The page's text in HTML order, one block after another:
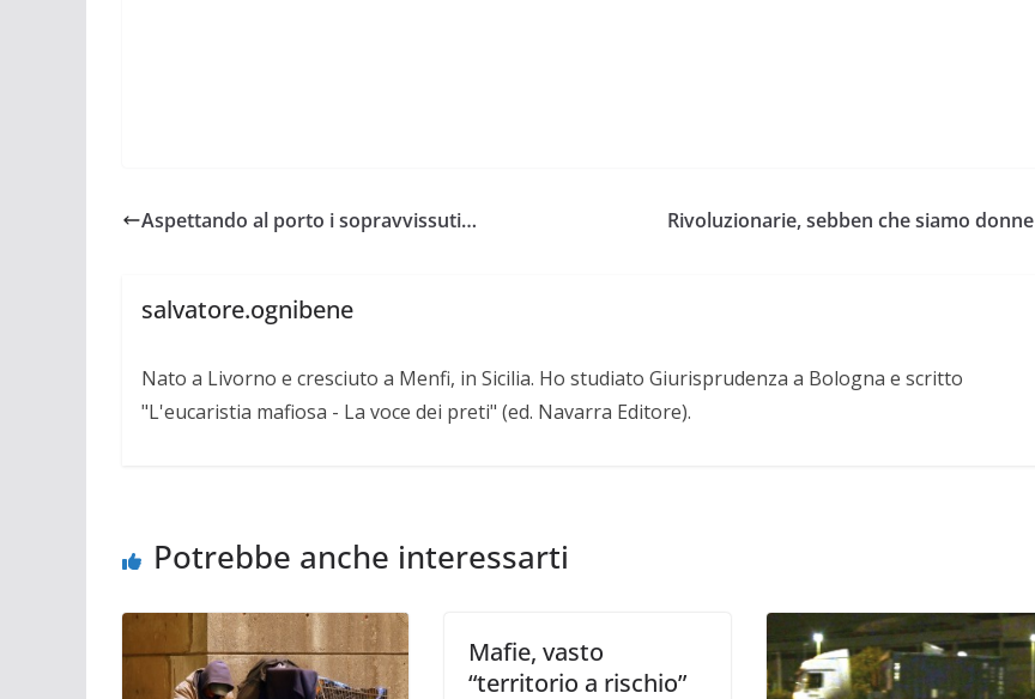
Aspettando al porto i sopravvissuti… Rivoluzionarie, sebben che siamo donne
salvatore.ognibene
Nato a Livorno e cresciuto a Menfi, in Sicilia. Ho studiato Giurisprudenza a Bologna e scritto
"L'eucaristia mafiosa - La voce dei preti" (ed. Navarra Editore).
Potrebbe anche interessarti
Mafie, vasto
“territorio a rischio”